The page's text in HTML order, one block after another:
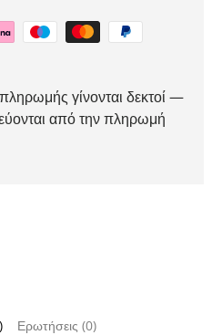
γίνονται δεκτοί —
από την πληρωμή
Ερωτήσεις (0)